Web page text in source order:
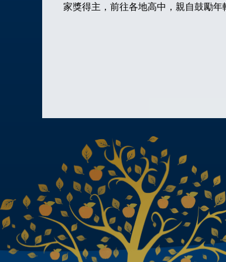
家獎得主，前往各地高中，親自鼓勵年